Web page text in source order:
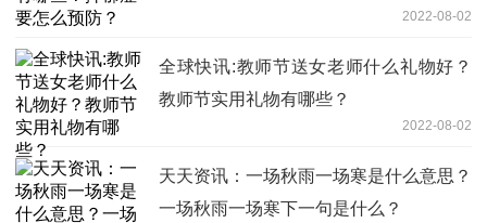
2022-08-02
全球快讯:教师节送女老师什么礼物好？
教师节实用礼物有哪些？
2022-08-02
天天资讯：一场秋雨一场寒是什么意思？
一场秋雨一场寒下一句是什么？